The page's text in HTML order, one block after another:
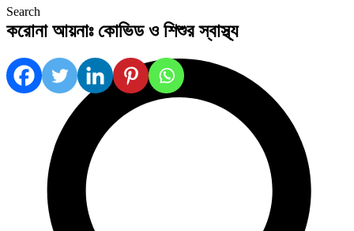
Search
করোনা আয়নাঃ কোভিড ও শিশুর স্বাস্থ্য